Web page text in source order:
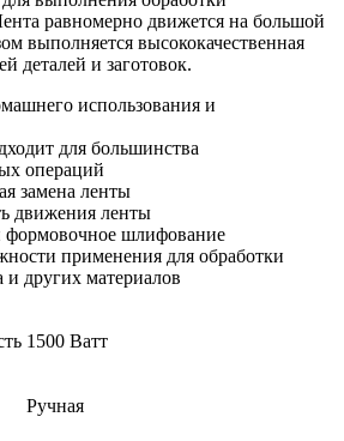
равномерно движется на большой
выполняется высококачественная
деталей и заготовок.
использования и
для большинства
операций
замена ленты
движения ленты
формовочное шлифование
применения для обработки
и других материалов
1500 Ватт
Ручная